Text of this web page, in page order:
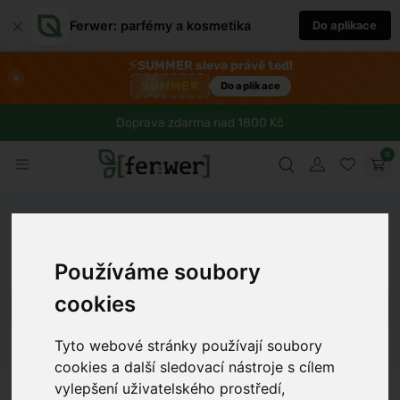
Používáme soubory
cookies
Tyto webové stránky používají soubory
cookies a další sledovací nástroje s cílem
vylepšení uživatelského prostředí,
Ferwer: parfémy a kosmetika Do aplikace
×
⚡SUMMER sleva právě teď!
Do aplikace
Doprava zdarma nad 1800 Kč
0
Dámské parfémy